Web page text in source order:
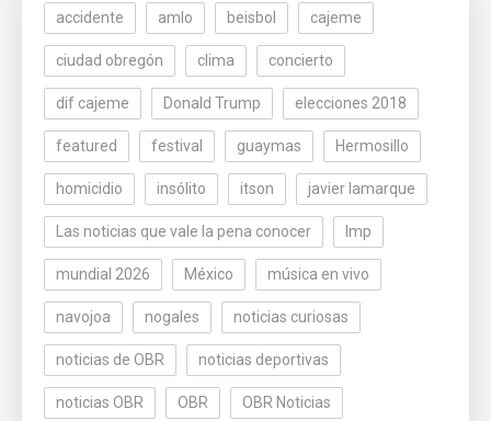
accidente amlo beisbol cajeme
ciudad obregón clima concierto
dif cajeme Donald Trump elecciones 2018
featured festival guaymas Hermosillo
homicidio insólito itson javier lamarque
Las noticias que vale la pena conocer lmp
mundial 2026 México música en vivo
navojoa nogales noticias curiosas
noticias de OBR noticias deportivas
noticias OBR OBR OBR Noticias